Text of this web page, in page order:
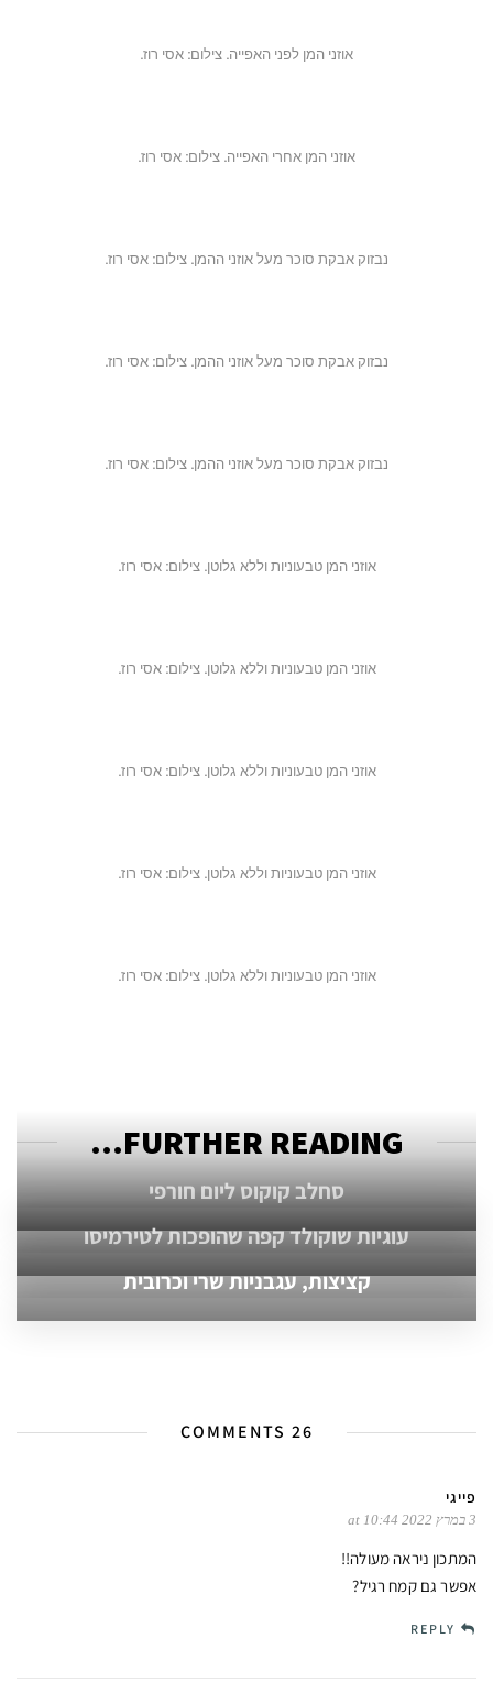
אוזני המן לפני האפייה. צילום: אסי רוז.
אוזני המן אחרי האפייה. צילום: אסי רוז.
נבזוק אבקת סוכר מעל אוזני ההמן. צילום: אסי רוז.
נבזוק אבקת סוכר מעל אוזני ההמן. צילום: אסי רוז.
נבזוק אבקת סוכר מעל אוזני ההמן. צילום: אסי רוז.
אוזני המן טבעוניות וללא גלוטן. צילום: אסי רוז.
אוזני המן טבעוניות וללא גלוטן. צילום: אסי רוז.
אוזני המן טבעוניות וללא גלוטן. צילום: אסי רוז.
אוזני המן טבעוניות וללא גלוטן. צילום: אסי רוז.
אוזני המן טבעוניות וללא גלוטן. צילום: אסי רוז.
FURTHER READING...
סחלב קוקוס ליום חורפי
עוגיות שוקולד קפה שהופכות לטירמיסו
קציצות, עגבניות שרי וכרובית
26 COMMENTS
פייגי
3 במרץ 2022 at 10:44
המתכון ניראה מעולה!!
אפשר גם קמח רגיל?
REPLY